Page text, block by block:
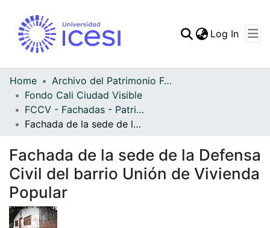
Log In
Home
Archivo del Patrimonio Fotográfico y Fílmico del Valle del Cauca
Fondo Cali Ciudad Visible
FCCV - Fachadas - Patrimonial
Fachada de la sede de la Defensa Civil del barrio Unión de Vivienda Popular
Fachada de la sede de la Defensa
Civil del barrio Unión de Vivienda
Popular